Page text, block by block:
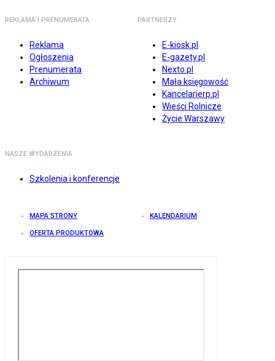
REKLAMA I PRENUMERATA
Reklama
Ogłoszenia
Prenumerata
Archiwum
PARTNERZY
E-kiosk.pl
E-gazety.pl
Nexto.pl
Mała księgowość
Kancelarierp.pl
Wieści Rolnicze
Życie Warszawy
NASZE WYDARZENIA
Szkolenia i konferencje
MAPA STRONY KALENDARIUM
OFERTA PRODUKTOWA